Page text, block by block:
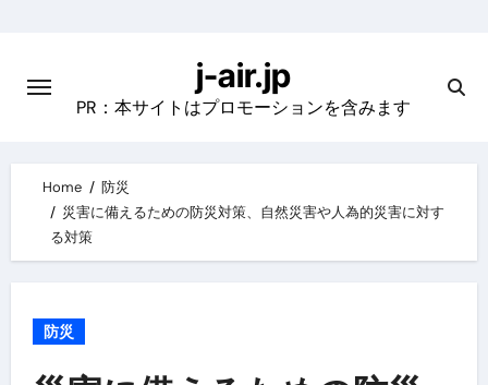
content
j-air.jp
PR：本サイトはプロモーションを含みます
Home
防災
災害に備えるための防災対策、自然災害や人為的災害に対す
る対策
防災